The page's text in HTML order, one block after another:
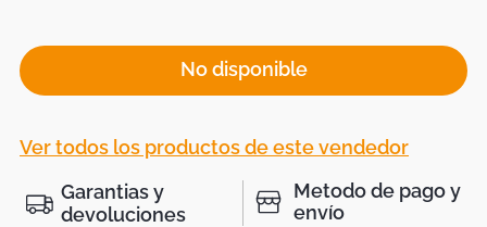
No disponible
Ver todos los productos de este vendedor
Garantias y
devoluciones
Metodo de pago y
envío